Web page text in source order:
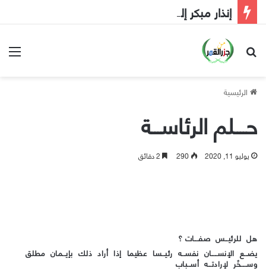
إنذار مبكر إلى الحكومة
بحث عن
الرئيسية
حــــلم الرئاســـة
يوليو 11, 2020 290
هل للرئيــس صفـــات ؟
يضــع الإنســــان نفســه رئيــسا عظيما إذا أراد ذلك بإيــمان مطلق
وســــخّر لإرادتــه أســباب